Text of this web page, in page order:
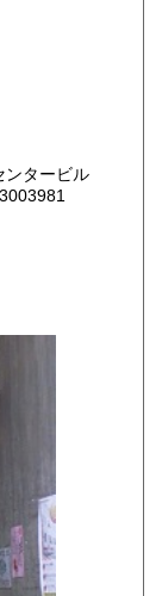
1,078円
タービル